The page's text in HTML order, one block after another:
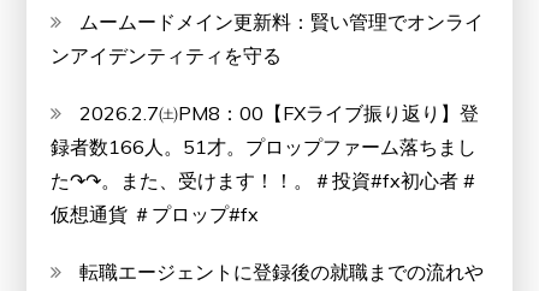
ムームードメイン更新料：賢い管理でオンライ
ンアイデンティティを守る
2026.2.7㈯PM8：00【FXライブ振り返り】登
録者数166人。51才。プロップファーム落ちまし
た↷↷。また、受けます！！。＃投資#fx初心者 #
仮想通貨 ＃プロップ#fx
転職エージェントに登録後の就職までの流れや